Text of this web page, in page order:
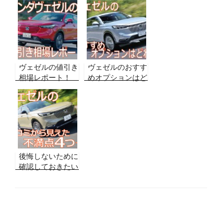
ヴェゼルの値引き
相場レポート！
【グレード別・
2026年8月最新】
実販売データから
算出された限界額
は？
ヴェゼルのおすす
めオプションはど
後悔しないために
確認しておきたい